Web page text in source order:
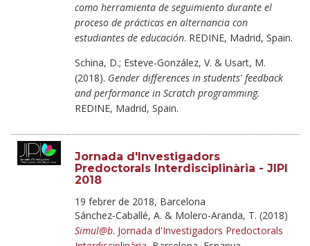
como herramienta de seguimiento durante el
proceso de prácticas en alternancia con
estudiantes de educación. REDINE, Madrid, Spain.
Schina, D.; Esteve-González, V. & Usart, M.
(2018). Gender differences in students' feedback
and performance in Scratch programming.
REDINE, Madrid, Spain.
Jornada d'Investigadors
Predoctorals Interdisciplinària - JIPI
2018
19 febrer de 2018, Barcelona
Sánchez-Caballé, A. & Molero-Aranda, T. (2018)
Simul@b. Jornada d'Investigadors Predoctorals